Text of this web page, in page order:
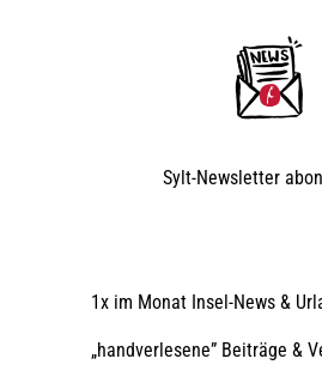
Sylt-Newsletter
1x im Monat Insel-News &
„handverlesene” Beiträge &